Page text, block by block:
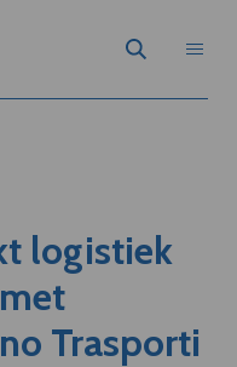
logistiek
Trasporti